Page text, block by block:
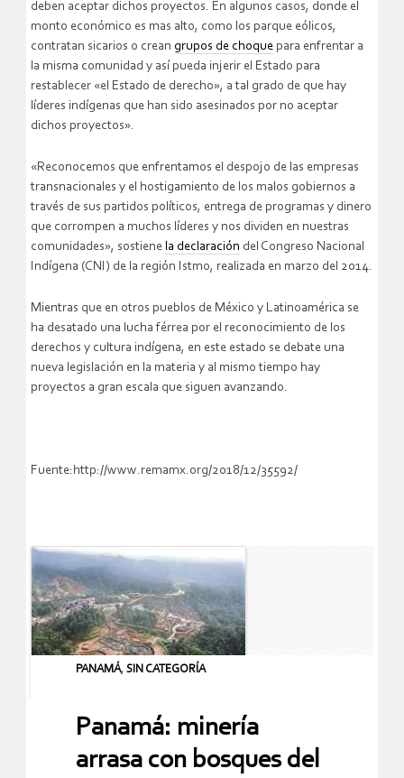
deben aceptar dichos proyectos. En algunos casos, donde el
monto económico es mas alto, como los parque eólicos,
contratan sicarios o crean grupos de choque para enfrentar a
la misma comunidad y así pueda injerir el Estado para
restablecer «el Estado de derecho», a tal grado de que hay
líderes indígenas que han sido asesinados por no aceptar
dichos proyectos».
«Reconocemos que enfrentamos el despojo de las empresas
transnacionales y el hostigamiento de los malos gobiernos a
través de sus partidos políticos, entrega de programas y dinero
que corrompen a muchos líderes y nos dividen en nuestras
comunidades», sostiene la declaración del Congreso Nacional
Indígena (CNI) de la región Istmo, realizada en marzo del 2014.
Mientras que en otros pueblos de México y Latinoamérica se
ha desatado una lucha férrea por el reconocimiento de los
derechos y cultura indígena, en este estado se debate una
nueva legislación en la materia y al mismo tiempo hay
proyectos a gran escala que siguen avanzando.
Fuente:http://www.remamx.org/2018/12/35592/
PANAMÁ, SIN CATEGORÍA
Panamá: minería
arrasa con bosques del